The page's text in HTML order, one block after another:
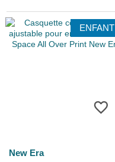
ENFANT
New Era